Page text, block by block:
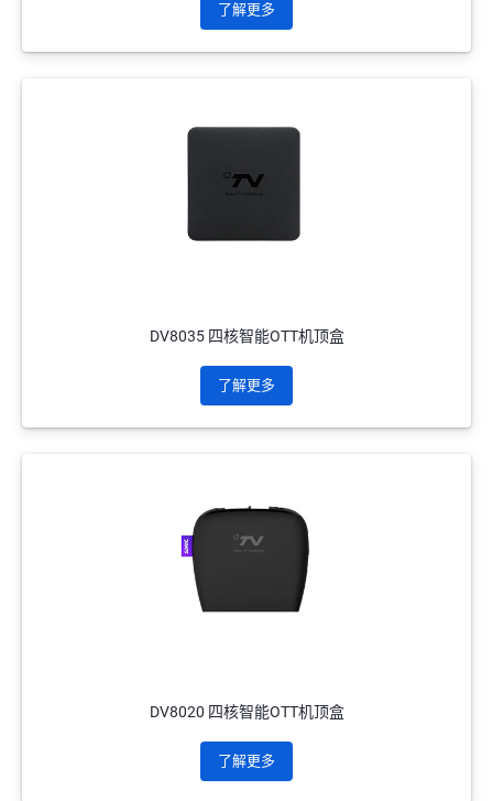
了解更多
DV8035 四核智能OTT机顶盒
了解更多
DV8020 四核智能OTT机顶盒
了解更多